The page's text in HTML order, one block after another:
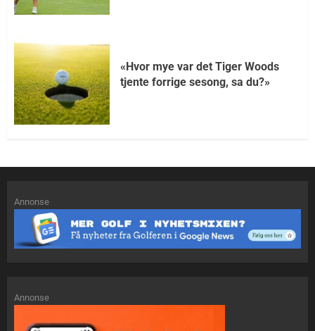
«Hvor mye var det Tiger Woods
tjente forrige sesong, sa du?»
Annonse
Annonse